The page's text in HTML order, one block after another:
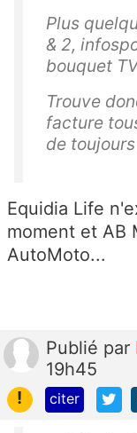
Plus
& 2,
bouquet
Trouve
facture
de
Equidia Life
moment et AB
AutoMoto...
Publié par
19h45
!
citer